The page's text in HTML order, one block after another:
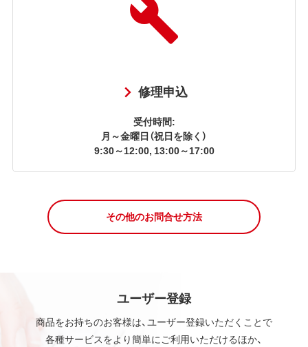
修理申込
受付時間:
月～金曜日（祝日を除く）
9:30～12:00, 13:00～17:00
その他のお問合せ方法
ユーザー登録
商品をお持ちのお客様は、ユーザー登録いただくことで
各種サービスをより簡単にご利用いただけるほか、